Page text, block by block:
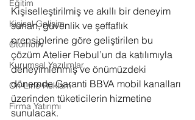
Eğitim
Kişisel Gelişim
Otomotiv
Kurumsal Yazılımlar
On-Line Reklam
Firma Yatırımı
Kişiselleştirilmiş ve akıllı bir deneyim
sunan, güvenlik ve şeffaflık
prensiplerine göre geliştirilen bu
çözüm Atelier Rebul’un da katılımıyla
deneyimlenmiş ve önümüzdeki
dönemde Garanti BBVA mobil kanalları
üzerinden tüketicilerin hizmetine
sunulacak.